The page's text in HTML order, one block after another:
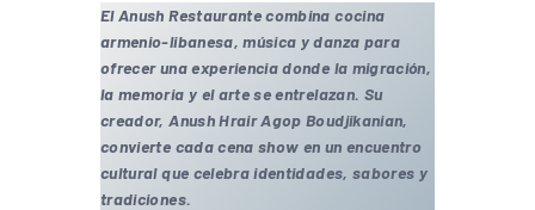
El AnushRestaurantecombina cocina
armenio-libanesa, música y danza para
ofrecer una experiencia donde la migración,
la memoria y el arte se entrelazan. Su
creador, Anush Hrair Agop Boudjikanian,
convierte cada cena show en un encuentro
cultural que celebra identidades, sabores y
tradiciones.